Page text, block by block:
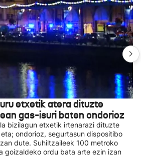
etxetik atera dituzte
gas-isuri baten ondorioz
bizilagun etxetik irtenarazi dituzte
ondorioz, segurtasun dispositibo
dute. Suhiltzaileek 100 metroko
goizaldeko ordu bata arte ezin izan